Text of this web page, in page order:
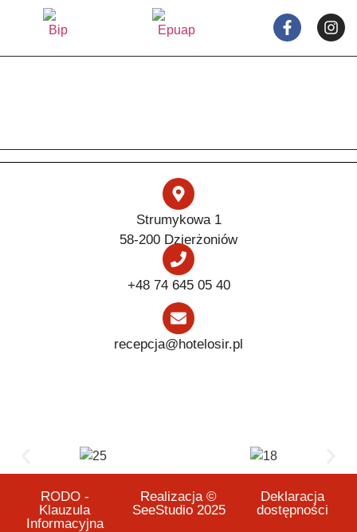
Strumykowa 1
58-200 Dzierżoniów
+48 74 645 05 40
recepcja@hotelosir.pl
RODO -
Klauzula
Informacyjna
Realizacja ©
SeeStudio 2025
Deklaracja
dostępności